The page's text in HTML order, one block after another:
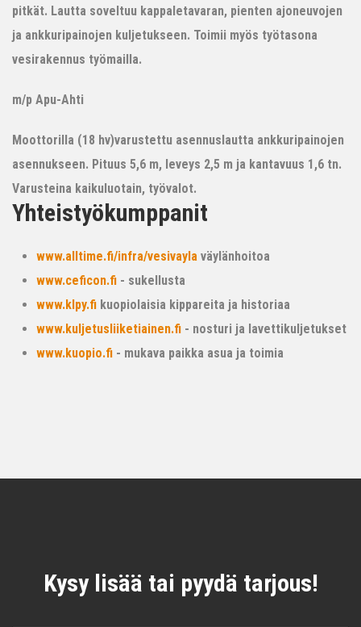
pitkät. Lautta soveltuu kappaletavaran, pienten ajoneuvojen
ja ankkuripainojen kuljetukseen. Toimii myös työtasona
vesirakennus työmailla.
m/p Apu-Ahti
Moottorilla (18 hv)varustettu asennuslautta ankkuripainojen
asennukseen. Pituus 5,6 m, leveys 2,5 m ja kantavuus 1,6 tn.
Varusteina kaikuluotain, työvalot.
Yhteistyökumppanit
www.alltime.fi/infra/vesivayla väylänhoitoa
www.ceficon.fi - sukellusta
www.klpy.fi kuopiolaisia kippareita ja historiaa
www.kuljetusliiketiainen.fi - nosturi ja lavettikuljetukset
www.kuopio.fi - mukava paikka asua ja toimia
Kysy lisää tai pyydä tarjous!